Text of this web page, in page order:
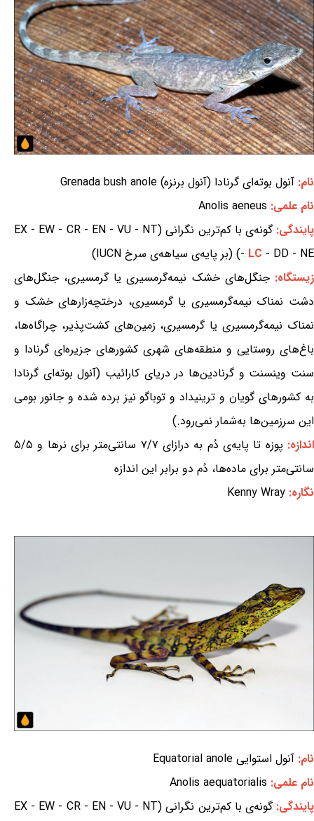
نام: آنول بوته‌ای گرنادا (آنول برنزه) Grenada bush anole
نام علمی: Anolis aeneus
پایندگی:
گونه‌ی با کم‌ترین نگرانی (EX - EW - CR - EN - VU - NT
- LC - DD - NE) (بر پایه‌ی سیاهه‌ی سرخ IUCN)
زیستگاه:جنگل‌های خشک نیمه‌گرمسیری یا گرمسیری، جنگل‌های
دشت نمناک نیمه‌گرمسیری یا گرمسیری، درختچه‌زارهای خشک و
نمناک نیمه‌گرمسیری یا گرمسیری، زمین‌های کشت‌پذیر، چراگاه‌ها،
باغ‌های روستایی و منطقه‌های شهری کشورهای جزیره‌ای گرنادا و
سنت وینسنت و گرنادین‌ها در دریای کارائیب (آنول بوته‌ای گرنادا
به کشورهای گویان و ترینیداد و توباگو نیز برده شده و جانور بومی
این سرزمین‌ها به‌شمار نمی‌رود.)
اندازه:
پوزه تا پایه‌ی دُم به درازای ۷/۷ سانتی‌متر برای نرها و ۵/۵
سانتی‌متر برای ماده‌ها، دُم دو برابر این اندازه
نگاره: Kenny Wray
نام: آنول استوایی Equatorial anole
نام علمی: Anolis aequatorialis
پایندگی:
گونه‌ی با کم‌ترین نگرانی (EX - EW - CR - EN - VU - NT